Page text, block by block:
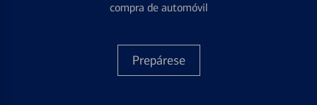
compra de automóvil
Prepárese